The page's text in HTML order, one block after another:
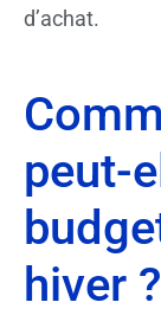
d’achat.
peut-
hiver ?